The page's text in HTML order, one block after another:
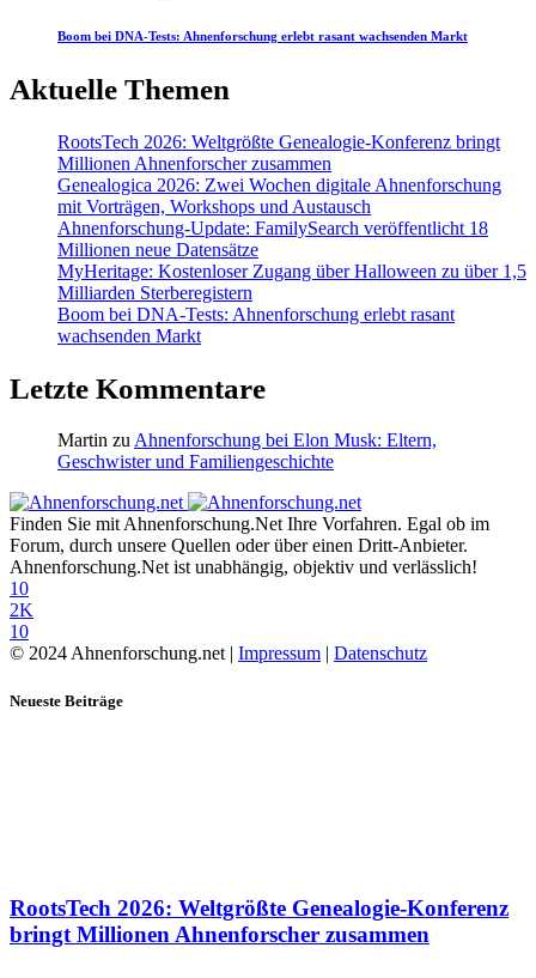
Boom bei DNA-Tests: Ahnenforschung erlebt rasant wachsenden Markt
Aktuelle Themen
RootsTech 2026: Weltgrößte Genealogie-Konferenz bringt
Millionen Ahnenforscher zusammen
Genealogica 2026: Zwei Wochen digitale Ahnenforschung
mit Vorträgen, Workshops und Austausch
Ahnenforschung-Update: FamilySearch veröffentlicht 18
Millionen neue Datensätze
MyHeritage: Kostenloser Zugang über Halloween zu über 1,5
Milliarden Sterberegistern
Boom bei DNA-Tests: Ahnenforschung erlebt rasant
wachsenden Markt
Letzte Kommentare
Martin zu Ahnenforschung bei Elon Musk: Eltern,
Geschwister und Familiengeschichte
Finden Sie mit Ahnenforschung.Net Ihre Vorfahren. Egal ob im
Forum, durch unsere Quellen oder über einen Dritt-Anbieter.
Ahnenforschung.Net ist unabhängig, objektiv und verlässlich!
10
2K
10
© 2024 Ahnenforschung.net | Impressum | Datenschutz
Neueste Beiträge
RootsTech 2026: Weltgrößte Genealogie-Konferenz
bringt Millionen Ahnenforscher zusammen